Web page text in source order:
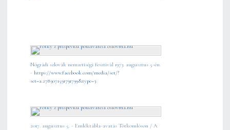
Nógrádi szlovák nemzetiségi fesztivál 1973. augusztus 5-én.
- https://www.facebook.com/media/set/?
set=a.2783071591791799&type=3
2017. augusztus 5. - Emléktábla-avatás Tótkomlóson / A